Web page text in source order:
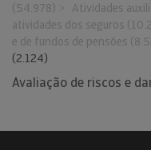
(54.978)
Atividades
atividades dos seguros
e de fundos de pensões
(2.124)
Avaliação de riscos e